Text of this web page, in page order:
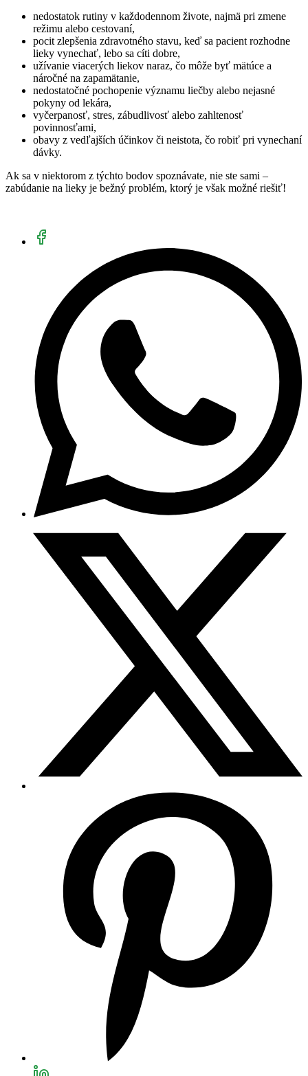
nedostatok rutiny v každodennom živote, najmä pri zmene
režimu alebo cestovaní,
pocit zlepšenia zdravotného stavu, keď sa pacient rozhodne
lieky vynechať, lebo sa cíti dobre,
užívanie viacerých liekov naraz, čo môže byť mätúce a
náročné na zapamätanie,
nedostatočné pochopenie významu liečby alebo nejasné
pokyny od lekára,
vyčerpanosť, stres, zábudlivosť alebo zahltenosť
povinnosťami,
obavy z vedľajších účinkov či neistota, čo robiť pri vynechaní
dávky.
Ak sa v niektorom z týchto bodov spoznávate, nie ste sami –
zabúdanie na lieky je bežný problém, ktorý je však možné riešiť!